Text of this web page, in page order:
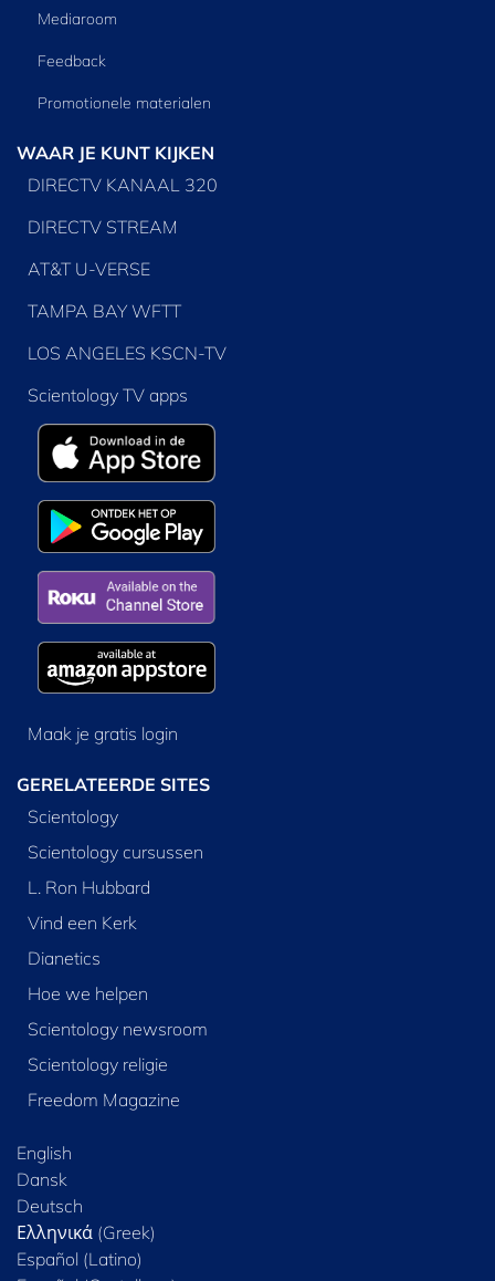
Mediaroom
Feedback
Promotionele materialen
WAAR JE KUNT KIJKEN
DIRECTV KANAAL 320
DIRECTV STREAM
AT&T U-VERSE
TAMPA BAY WFTT
LOS ANGELES KSCN-TV
Scientology TV apps
Maak je gratis login
GERELATEERDE SITES
Scientology
Scientology cursussen
L. Ron Hubbard
Vind een Kerk
Dianetics
Hoe we helpen
Scientology newsroom
Scientology religie
Freedom Magazine
English
Dansk
Deutsch
Ελληνικά (Greek)
Español (Latino)